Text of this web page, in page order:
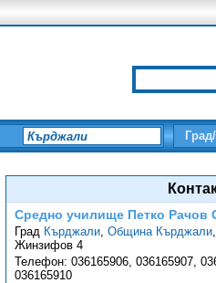
Средно училище Петко Рачов
Град Кърджали, Община Кърджали,
Жинзифов 4
Телефон: 036165906, 036165907,
036165910